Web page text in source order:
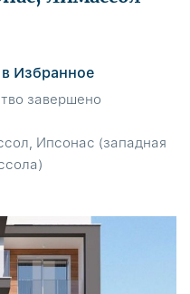
завершено
Ипсонас (западная
Избранное